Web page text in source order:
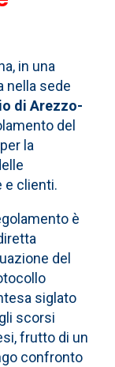
in una
nella sede
di Arezzo-
del
la
e clienti.
è
del
siglato
scorsi
frutto di un
confronto